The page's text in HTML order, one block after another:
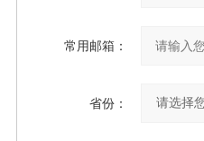
常用邮箱：
省份：